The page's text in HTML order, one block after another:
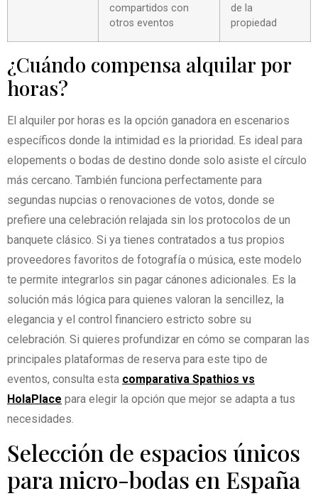
compartidos con
otros eventos
de la
propiedad
¿Cuándo compensa alquilar por
horas?
El alquiler por horas es la opción ganadora en escenarios
específicos donde la intimidad es la prioridad. Es ideal para
elopements o bodas de destino donde solo asiste el círculo
más cercano. También funciona perfectamente para
segundas nupcias o renovaciones de votos, donde se
prefiere una celebración relajada sin los protocolos de un
banquete clásico. Si ya tienes contratados a tus propios
proveedores favoritos de fotografía o música, este modelo
te permite integrarlos sin pagar cánones adicionales. Es la
solución más lógica para quienes valoran la sencillez, la
elegancia y el control financiero estricto sobre su
celebración. Si quieres profundizar en cómo se comparan las
principales plataformas de reserva para este tipo de
eventos, consulta esta comparativa Spathios vs
HolaPlace para elegir la opción que mejor se adapta a tus
necesidades.
Selección de espacios únicos
para micro-bodas en España